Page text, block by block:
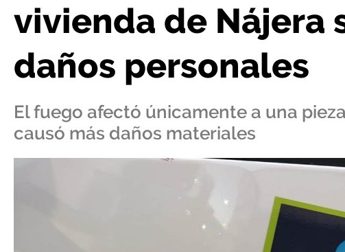
vivienda de Nájera
daños personales
El fuego afectó únicamente a una
causó más daños materiales